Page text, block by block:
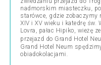
nadmorskim miasteczku,
starówce, gdzie
XIV i XV wieku i katedrę św.
Lovra, pałac Hipiko, wieżę
przejazd do Grand Hotel
Grand Hotel Neum
obiadokolacjami.